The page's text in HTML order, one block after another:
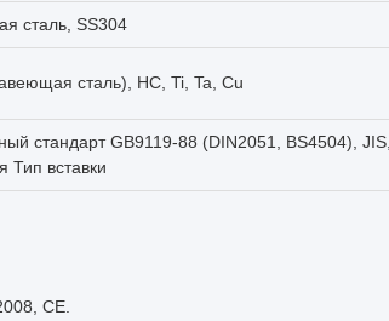
сталь, SS304
сталь), HC, Ti, Ta, Cu
стандарт GB9119-88 (DIN2051, BS4504),
Тип вставки
CE.